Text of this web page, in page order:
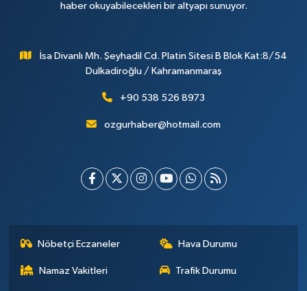
haber okuyabilecekleri bir altyapı sunuyor.
İsa Divanlı Mh. Şeyhadil Cd. Platin Sitesi B Blok Kat:8/54
Dulkadiroğlu / Kahramanmaraş
+90 538 526 8973
ozgurhaber@hotmail.com
Nöbetçi Eczaneler Hava Durumu
Namaz Vakitleri Trafik Durumu